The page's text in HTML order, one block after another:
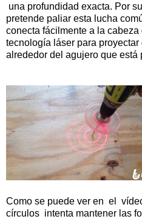
una profundidad exacta. Por
pretende paliar esta lucha
conecta fácilmente a la
tecnología láser para
alrededor del agujero que está
Como se puede ver en el
círculos intenta mantener las